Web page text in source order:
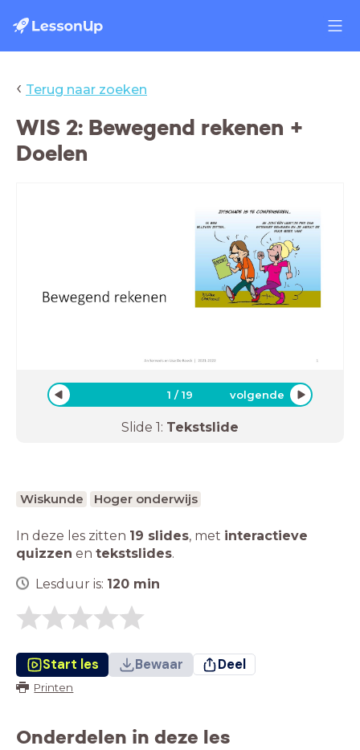
‹ Terug naar zoeken
WIS 2: Bewegend rekenen +
Doelen
1 /19 volgende
Slide 1: Tekstslide
Wiskunde Hoger onderwijs
In deze les zitten 19 slides, met interactieve
quizzen en tekstslides.
Lesduur is: 120 min
Start les Bewaar Deel
Printen
Onderdelen in deze les